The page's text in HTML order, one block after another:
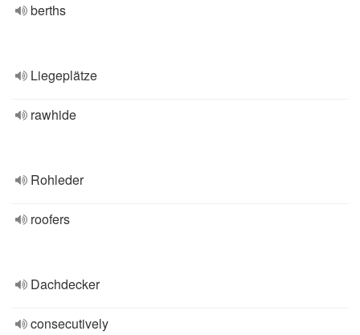
berths
Liegeplätze
rawhide
Rohleder
roofers
Dachdecker
consecutively